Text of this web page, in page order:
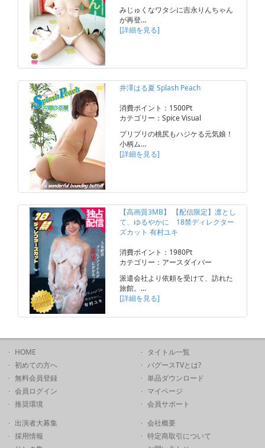
みじゅくなワタシに吉永りんちゃん
が再登…
[詳細を見る]
井澤はる夏 Splash Peach
消費ポイント：1500Pt
カテゴリー：Spice Visual
プリプリの桃尻もハジケる元気娘！
小柄ム…
[詳細を見る]
【高画質3MB】 【配信限定】凛とし
て、ゆるやかに 18禁ディレクター
ズカット 有村ユキ
消費ポイント：1980Pt
カテゴリー：アースダイバー
派遣会社より依頼を受けて、訪れた
旅館。…
[詳細を見る]
HOME
初めての方へ
無料会員登録
会員ログイン
推奨環境
タイトル一覧
バグースTVとは?
単品ダウンロード
マイページ
会員サポート
出演者大募集
採用情報
会社概要
特定商取引について